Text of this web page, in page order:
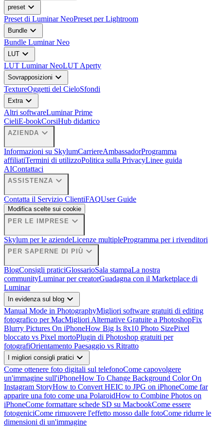
preset expand_more
Preset di Luminar NeoPreset per Lightroom
Bundle expand_more
Bundle Luminar Neo
LUT expand_more
LUT Luminar NeoLUT Aperty
Sovrapposizioni expand_more
TextureOggetti del CieloSfondi
Extraexpand_more
Altri softwareLuminar Prime
CieliE-bookCorsiHub didattico
AZIENDA expand_more
Informazioni su SkylumCarriereAmbassadorProgramma
affiliatiTermini di utilizzoPolitica sulla PrivacyLinee guida
AIContattaci
ASSISTENZA expand_more
Contatta il Servizio ClientiFAQUser Guide
Modifica scelte sui cookie
PER LE IMPRESE expand_more
Skylum per le aziendeLicenze multipleProgramma per i rivenditori
PER SAPERNE DI PIÙ expand_more
BlogConsigli praticiGlossarioSala stampaLa nostra
communityLuminar per creatorGuadagna con il Marketplace di
Luminar
In evidenza sul blog expand_more
Manual Mode in PhotographyMigliori software gratuiti di editing
fotografico per MacMigliori Alternative Gratuite a PhotoshopFix
Blurry Pictures On iPhoneHow Big Is 8x10 Photo SizePixel
bloccato vs Pixel mortoPlugin di Photoshop gratuiti per
fotografiOrientamento Paesaggio vs Ritratto
I migliori consigli pratici expand_more
Come ottenere foto digitali sul telefonoCome capovolgere
un'immagine sull'iPhoneHow To Change Background Color On
Instagram StoryHow to Convert HEIC to JPG on iPhoneCome far
apparire una foto come una PolaroidHow to Combine Photos on
iPhoneCome formattare schede SD su MacbookCome essere
fotogeniciCome rimuovere l'effetto mosso dalle fotoCome ridurre le
dimensioni di un'immagine